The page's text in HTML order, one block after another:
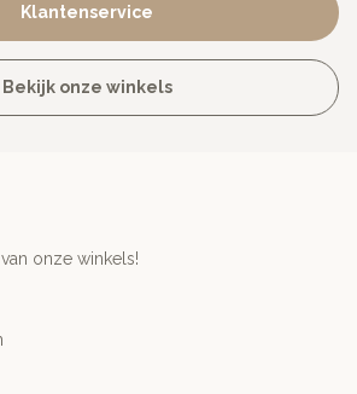
Klantenservice
Bekijk onze winkels
onze winkels!